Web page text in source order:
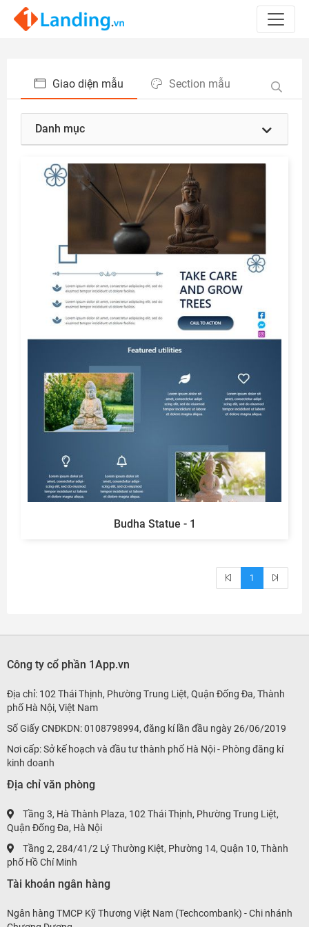
Giao diện mẫu Section mẫu
Danh mục
Budha Statue - 1
1
Công ty cổ phần 1App.vn
Địa chỉ: 102 Thái Thịnh, Phường Trung Liệt, Quận Đống Đa, Thành
phố Hà Nội, Việt Nam
Số Giấy CNĐKDN: 0108798994, đăng kí lần đầu ngày 26/06/2019
Nơi cấp: Sở kế hoạch và đầu tư thành phố Hà Nội - Phòng đăng kí
kinh doanh
Địa chỉ văn phòng
Tầng 3, Hà Thành Plaza, 102 Thái Thịnh, Phường Trung Liệt,
Quận Đống Đa, Hà Nội
Tầng 2, 284/41/2 Lý Thường Kiệt, Phường 14, Quận 10, Thành
phố Hồ Chí Minh
Tài khoản ngân hàng
Ngân hàng TMCP Kỹ Thương Việt Nam (Techcombank) - Chi nhánh